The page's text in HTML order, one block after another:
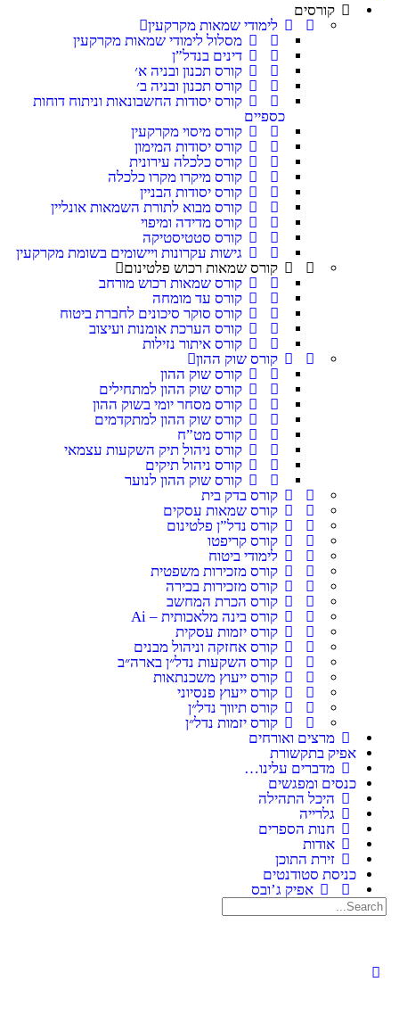
קורסים
לימודי שמאות מקרקעין
מסלול לימודי שמאות מקרקעין
דינים בנדל”ן
קורס תכנון ובניה א׳
קורס תכנון ובניה ב׳
קורס יסודות החשבונאות וניתוח דוחות
כספיים
קורס מיסוי מקרקעין
קורס יסודות המימון
קורס כלכלה עירונית
קורס מיקרו מקרו כלכלה
קורס יסודות הבניין
קורס מבוא לתורת השמאות אונליין
קורס מדידה ומיפוי
קורס סטטיסטיקה
גישות עקרונות ויישומים בשומת מקרקעין
קורס שמאות רכוש פלטינום
קורס שמאות רכוש מורחב
קורס עד מומחה
קורס סוקר סיכונים לחברת ביטוח
קורס הערכת אומנות ועיצוב
קורס איתור נזילות
קורס שוק ההון
קורס שוק ההון
קורס שוק ההון למתחילים
קורס מסחר יומי בשוק ההון
קורס שוק ההון למתקדמים
קורס מט”ח
קורס ניהול תיק השקעות עצמאי
קורס ניהול תיקים
קורס שוק ההון לנוער
קורס בדק בית
קורס שמאות עסקים
קורס נדל”ן פלטינום
קורס קריפטו
לימודי ביטוח
קורס מזכירות משפטית
קורס מזכירות בכירה
קורס הכרת המחשב
קורס בינה מלאכותית – Ai
קורס יזמות עסקית
קורס אחזקה וניהול מבנים
קורס השקעות נדל״ן בארה״ב
קורס ייעוץ משכנתאות
קורס ייעוץ פנסיוני
קורס תיווך נדל״ן
קורס יזמות נדל״ן
מרצים ואורחים
אפיק בתקשורת
מדברים עלינו…
כנסים ומפגשים
היכל התהילה
גלרייה
חנות הספרים
אודות
זירת התוכן
כניסת סטודנטים
אפיק ג’ובס